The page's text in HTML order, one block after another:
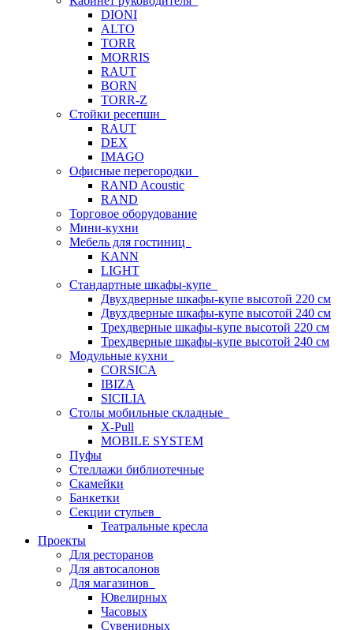
DIONI
ALTO
TORR
MORRIS
RAUT
BORN
TORR-Z
Стойки ресепшн
RAUT
DEX
IMAGO
Офисные перегородки
RAND Acoustic
RAND
Торговое оборудование
Мини-кухни
Мебель для гостиниц
KANN
LIGHT
Стандартные шкафы-купе
Двухдверные шкафы-купе высотой 220 см
Двухдверные шкафы-купе высотой 240 см
Трехдверные шкафы-купе высотой 220 см
Трехдверные шкафы-купе высотой 240 см
Модульные кухни
CORSICA
IBIZA
SICILIA
Столы мобильные складные
X-Pull
MOBILE SYSTEM
Пуфы
Стеллажи библиотечные
Скамейки
Банкетки
Секции стульев
Театральные кресла
Проекты
Для ресторанов
Для автосалонов
Для магазинов
Ювелирных
Часовых
Сувенирных